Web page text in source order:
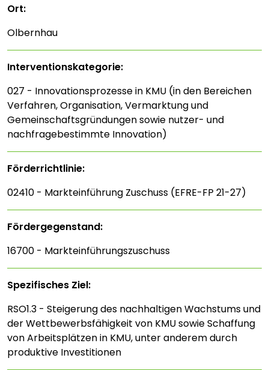
Ort:
Olbernhau
Interventions­kategorie:
027 - Innovationsprozesse in KMU (in den Bereichen
Verfahren, Organisation, Vermarktung und
Gemeinschaftsgründungen sowie nutzer- und
nachfragebestimmte Innovation)
Förderrichtlinie:
02410 - Markteinführung Zuschuss (EFRE-FP 21-27)
Fördergegenstand:
16700 - Markteinführungszuschuss
Spezifisches Ziel:
RSO1.3 - Steigerung des nachhaltigen Wachstums und
der Wettbewerbsfähigkeit von KMU sowie Schaffung
von Arbeitsplätzen in KMU, unter anderem durch
produktive Investitionen